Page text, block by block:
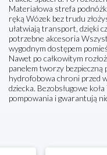
Materiałowa strefa
ręką Wózek bez trudu
ułatwiają transport, dzięki
potrzebne akcesoria
wygodnym dostępem
Nawet po całkowitym
panelem tworzy
hydrofobowa chroni przed
dziecka. Bezobsługowe
pompowania i gwarantują